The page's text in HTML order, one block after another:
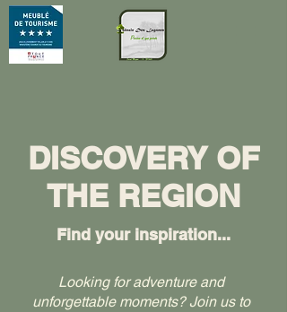
DISCOVERY OF
THE REGION
Find your inspiration...
Looking for adventure and
unforgettable moments? Join us to